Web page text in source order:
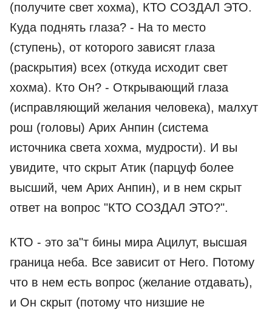
(получите свет хохма), КТО СОЗДАЛ ЭТО.
Куда поднять глаза? - На то место
(ступень), от которого зависят глаза
(раскрытия) всех (откуда исходит свет
хохма). Кто Он? - Открывающий глаза
(исправляющий желания человека), малхут
рош (головы) Арих Анпин (система
источника света хохма, мудрости). И вы
увидите, что скрыт Атик (парцуф более
высший, чем Арих Анпин), и в нем скрыт
ответ на вопрос "КТО СОЗДАЛ ЭТО?".
КТО - это за"т бины мира Ацилут, высшая
граница неба. Все зависит от Него. Потому
что в нем есть вопрос (желание отдавать),
и Он скрыт (потому что низшие не